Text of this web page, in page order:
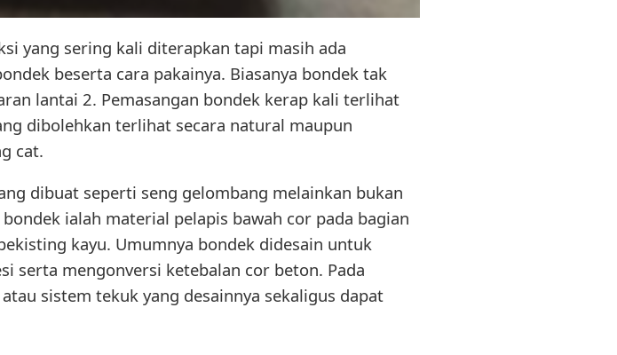
yang sering kali diterapkan tapi masih ada
beserta cara pakainya. Biasanya bondek tak
lantai 2. Pemasangan bondek kerap kali terlihat
dibolehkan terlihat secara natural maupun
cat.
dibuat seperti seng gelombang melainkan bukan
ialah material pelapis bawah cor pada bagian
kayu. Umumnya bondek didesain untuk
serta mengonversi ketebalan cor beton. Pada
sistem tekuk yang desainnya sekaligus dapat